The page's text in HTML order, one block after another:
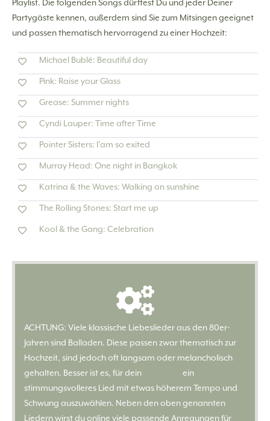
Playlist. Die folgenden Songs dürftest Du und jeder Deiner
Partygäste kennen, außerdem sind Sie zum Mitsingen geeignet
und passen thematisch hervorragend zu einer Hochzeit:
Michael Bublé: Beautiful day
Pink: Raise your Glass
Grease: Summer nights
Cyndi Lauper: Time after Time
Pointer Sisters: I’am so exited
Murray Head: One night in Bangkok
Katrina & the Waves: Walking on sunshine
The Rolling Stones: Start me up
Kool & the Gang: Celebration
ACHTUNG: Viele klassische Liebeslieder aus den 80er-
Jahren sind Balladen. Diese passen zwar thematisch zur
Hochzeit, sind jedoch oft langsam oder melancholisch
gehalten. Besser ist es, für dein
ein
stimmungsvolleres Lied mit etwas höherem Tempo und
Schwung auszuwählen. Neben den oben genannten
Liedern wirst du online viele passende Anregungen für